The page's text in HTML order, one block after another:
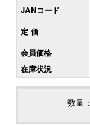
JANコード
定 価
会員価格
在庫状況
数量：